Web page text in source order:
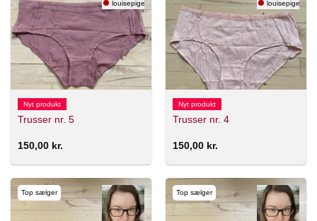
louisepigenlolol
Nyt produkt
Trusser nr. 5
150,00 kr.
louisepigenlolol
Nyt produkt
Trusser nr. 4
150,00 kr.
Top sælger Top sælger